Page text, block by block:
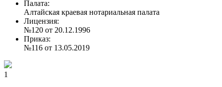
Палата:
Алтайская краевая нотариальная палата
Лицензия:
№120 от 20.12.1996
Приказ:
№116 от 13.05.2019
1